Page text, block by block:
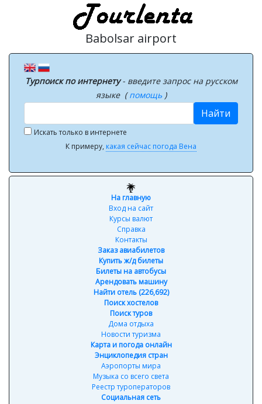
Babolsar airport
Турпоиск по интернету- введите запрос на русском
языке (помощь )
Найти
Искать только в интернете
К примеру, какая сейчас погода Вена
На главную
Вход на сайт
Курсы валют
Справка
Контакты
Заказ авиабилетов
Купить ж/д билеты
Билеты на автобусы
Арендовать машину
Найти отель (226,692)
Поиск хостелов
Поиск туров
Дома отдыха
Новости туризма
Карта и погода онлайн
Энциклопедия стран
Аэропорты мира
Музыка со всего света
Реестр туроператоров
Социальная сеть